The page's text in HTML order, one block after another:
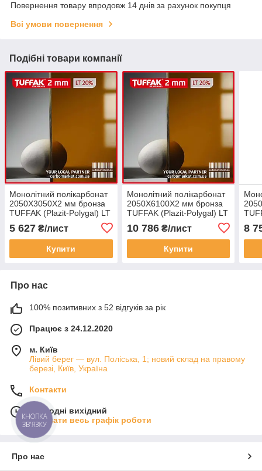
Повернення товару впродовж 14 днів за рахунок покупця
Всі умови повернення
Подібні товари компанії
Монолітний полікарбонат
2050X3050Х2 мм бронза
TUFFAK (Plazit-Polygal) LT
5 627 ₴/лист
Купити
Монолітний полікарбонат
2050X6100Х2 мм бронза
TUFFAK (Plazit-Polygal) LT
10 786₴/лист
Купити
8
Про нас
100% позитивних з 52 відгуків за рік
Працює з 24.12.2020
м. Київ
Лівий берег — вул. Поліська, 1; новий склад на правому
березі, Київ, Україна
Контакти
Сьогодні вихідний
Показати весь графік роботи
Про нас
КНОПКА
ЗВ'ЯЗКУ